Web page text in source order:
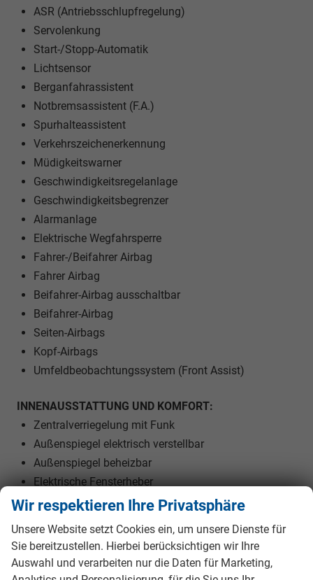
ASR (Antriebsschlupfregelung)
Servolenkung
Start-/Stopp-Automatik
Lichtsensor
Berganfahrassistent
Notbremsassistent (F.A.)
Spurhalteassistent
Verkehrszeichenerkennung
Müdigkeitswarner
Geschwindigkeitsregelanlage
Geschwindigkeitsbegrenzer
Alarmanlage
Elektrische Wegfahrsperre
Fahrer-/Beifahrer Airbag
Fahrer Airbag
Beifahrer-Airbag ausschaltbar
Beifahrer-Airbag
Seiten-Airbags
Kopf-Airbags
Umfeldbeobachtungssystem (Front Assist)
INNENAUSSTATTUNG UND KOMFORT:
Zentralverriegelung mit Funk
Außenspiegel elektrisch verstellbar
Außenspiegel beheizbar
Elektrische Fensterheber
Polsterstoff
Kindersitzvorbereitung (ISOFIX)
Rücksitzbank teilbar
Wir respektieren Ihre Privatsphäre
Unsere Website setzt Cookies ein, um unsere Dienste für
Sie bereitzustellen. Hierbei berücksichtigen wir Ihre
Auswahl und verarbeiten nur die Daten für Marketing,